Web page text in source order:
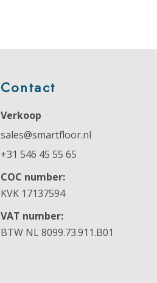
Contact
Verkoop
sales@smartfloor.nl
+31 546 45 55 65
COC number:
KVK 17137594
VAT number:
BTW NL 8099.73.911.B01